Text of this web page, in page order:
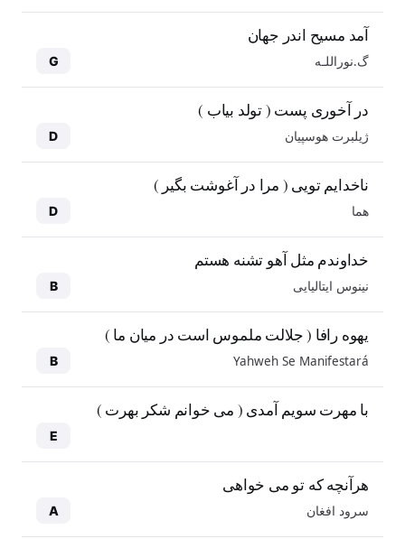
آمد مسیح اندر جهان
گ.نوراللـه G
در آخوری پست ( تولد بیاب )
ژیلبرت هوسپیان D
ناخدایم تویی ( مرا در آغوشت بگیر )
هما D
خداوندم مثل آهو تشنه هستم
نینوس ایتالیایی B
یهوه رافا ( جلالت ملموس است در میان ما )
Yahweh Se Manifestará
B
با مهرت سویم آمدی ( می خوانم شکر بهرت )
E
هرآنچه که تو می خواهی
سرود افغان A